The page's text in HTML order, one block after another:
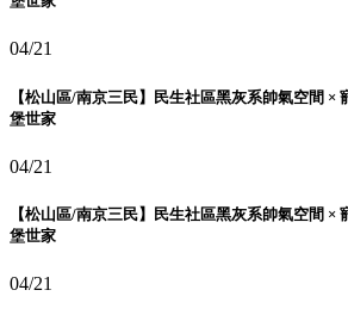
04/21
【松山區/南京三民】民生社區黑灰系帥氣空間 ×
堡世家
04/21
【松山區/南京三民】民生社區黑灰系帥氣空間 ×
堡世家
04/21